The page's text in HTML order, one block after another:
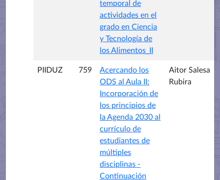
temporal de
actividades en el
grado en Ciencia
y Tecnología de
los Alimentos_II
PIIDUZ 759
Acercando los
ODS al Aula II:
Incorporación de
los principios de
la Agenda 2030 al
currículo de
estudiantes de
múltiples
disciplinas -
Continuación
Aitor Salesa
Rubira